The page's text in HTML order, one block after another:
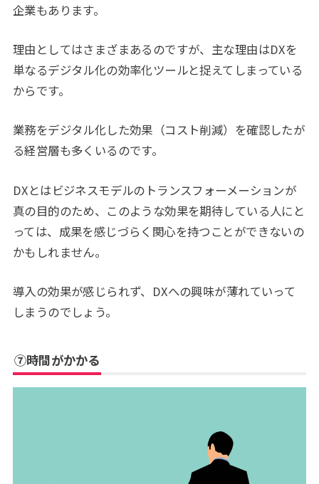
企業もあります。
理由としてはさまざまあるのですが、主な理由はDXを
単なるデジタル化の効率化ツールと捉えてしまっている
からです。
業務をデジタル化した効果（コスト削減）を確認したが
る経営層も多くいるのです。
DXとはビジネスモデルのトランスフォーメーションが
真の目的のため、このような効果を期待している人にと
っては、成果を感じづらく関心を持つことができないの
かもしれません。
導入の効果が感じられず、DXへの興味が薄れていって
しまうのでしょう。
⑦時間がかかる